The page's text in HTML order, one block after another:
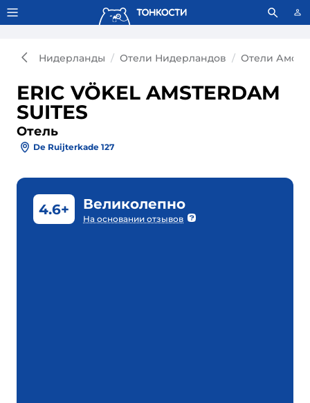
Тонкости используют сookie-файлы. Что это значит?
Нидерланды Отели Нидерландов Отели
ERIC VÖKEL AMSTERDAM
SUITES
Отель
De Ruijterkade 127
4.6+ Великолепно
На основании отзывов